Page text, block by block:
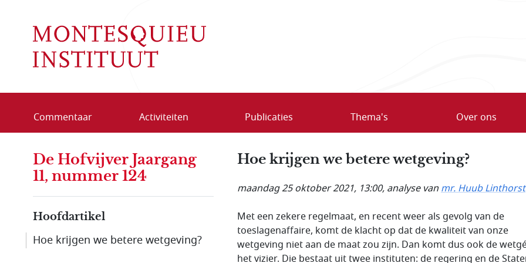
Commentaar Activiteiten Publicaties Thema's Over ons
Hoe krijgen we betere wetgeving?
maandag 25 oktober 2021, 13:00, analyse vanmr. Huub Linthorst
Met een zekere regelmaat, en recent weer als gevolg van de
toeslagenaffaire, komt de klacht op dat de kwaliteit van onze
wetgeving niet aan de maat zou zijn. Dan komt dus ook de
het vizier. Die bestaat uit twee instituten: de regering en de
De Hofvijver Jaargang
11, nummer 124
Hoofdartikel
Hoe krijgen we betere wetgeving?